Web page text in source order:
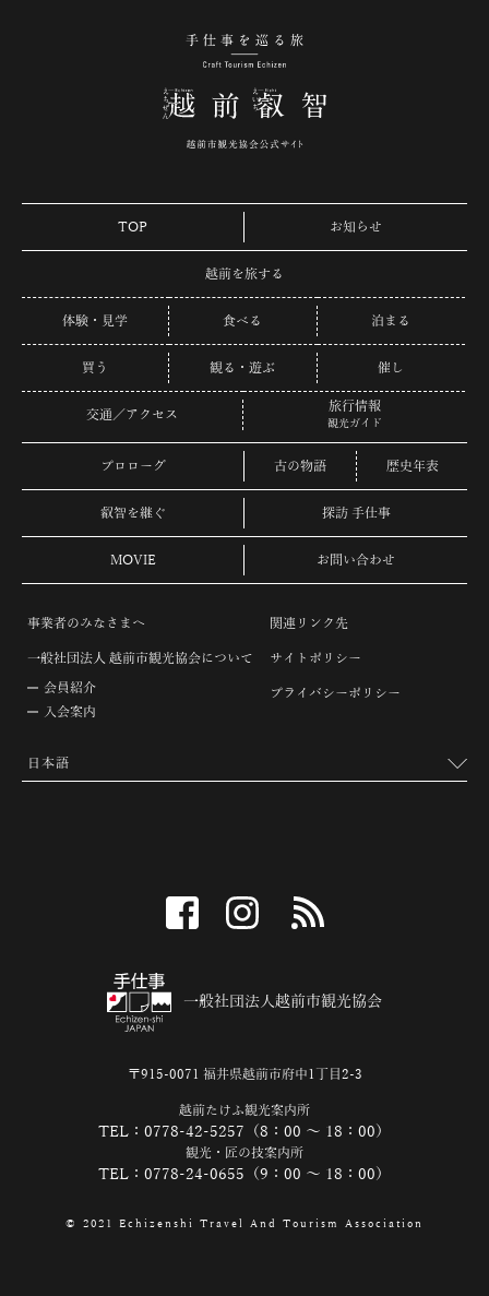
TOP お知らせ
越前を旅する
体験・見学 食べる 泊まる
買う 観る・遊ぶ 催し
交通／アクセス
旅行情報
観光ガイド
プロローグ 古の物語 歴史年表
叡智を継ぐ 探訪 手仕事
MOVIE お問い合わせ
事業者のみなさまへ
一般社団法人 越前市観光協会について
会員紹介
入会案内
関連リンク先
サイトポリシー
プライバシーポリシー
facebook instagram
一般社団法人越前市観光協会
〒915-0071 福井県越前市府中1丁目2-3
越前たけふ観光案内所
TEL：0778-42-5257（8：00 ～ 18：00）
観光・匠の技案内所
TEL：0778-24-0655（9：00 ～ 18：00）
© 2021 Echizenshi Travel And Tourism Association